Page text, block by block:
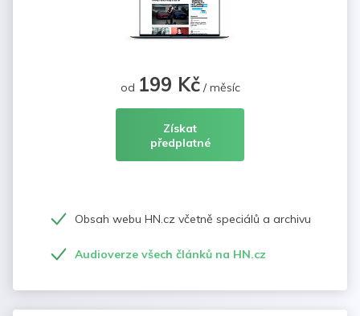
od 199 Kč/ měsíc
Získat
předplatné
Obsah webu HN.cz včetně speciálů a archivu
Audioverze všech článků na HN.cz